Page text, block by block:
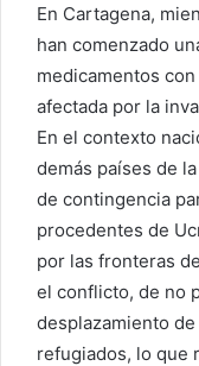
En Cartagena,
han comenzado
medicamentos
afectada por la
En el contexto
demás países de
de contingencia
procedentes de
por las fronteras
el conflicto, de no
desplazamiento
refugiados, lo que